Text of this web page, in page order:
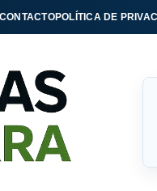
POLÍTICA DE